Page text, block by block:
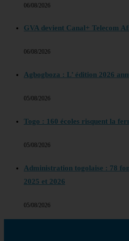
06/08/2026
GVA devient Canal+ Telecom
06/08/2026
Agbogboza : L’ édition 2026
05/08/2026
Togo : 160 écoles risquent la
05/08/2026
Administration togolaise : 78
2025 et 2026
05/08/2026